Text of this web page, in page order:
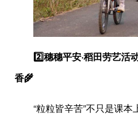
2️⃣穗穗平安·稻田劳艺活
香🌾
“粒粒皆辛苦”不只是课本